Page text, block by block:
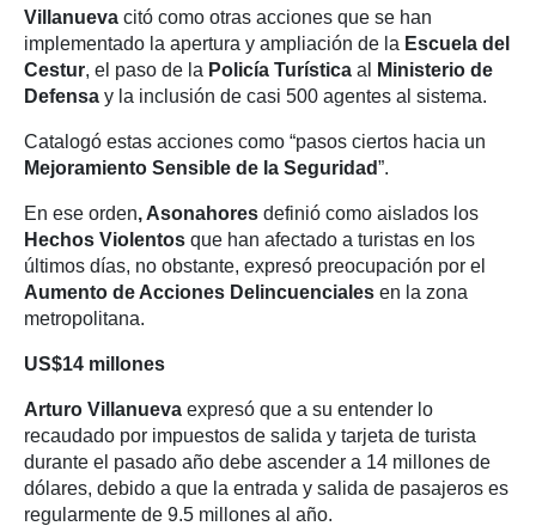
Villanueva citó como otras acciones que se han
implementado la apertura y ampliación de la Escuela del
Cestur, el paso de la Policía Turística al
Ministerio de
Defensa y la inclusión de casi 500 agentes al sistema.
Catalogó estas acciones como “pasos ciertos hacia un
Mejoramiento Sensible de la Seguridad”.
En ese orden, Asonahores definió como aislados los
Hechos Violentos que han afectado a turistas en los
últimos días, no obstante, expresó preocupación por el
Aumento de Acciones Delincuenciales en la zona
metropolitana.
US$14 millones
Arturo Villanueva expresó que a su entender lo
recaudado por impuestos de salida y tarjeta de turista
durante el pasado año debe ascender a 14 millones de
dólares, debido a que la entrada y salida de pasajeros es
regularmente de 9.5 millones al año.